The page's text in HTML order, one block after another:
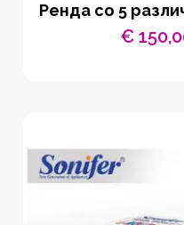
Ренда со 5
€